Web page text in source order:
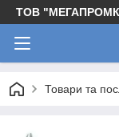
ТОВ
Товари та